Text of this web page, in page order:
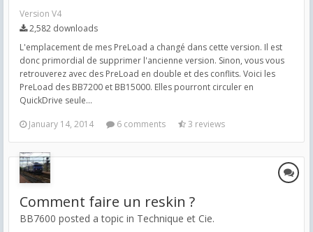
Version V4
2,582 downloads
L'emplacement de mes PreLoad a changé dans cette version. Il est
donc primordial de supprimer l'ancienne version. Sinon, vous vous
retrouverez avec des PreLoad en double et des conflits. Voici les
PreLoad des BB7200 et BB15000. Elles pourront circuler en
QuickDrive seule...
January 14, 2014
6 comments 3 reviews
Comment faire un reskin ?
BB7600 posted a topic in Technique et Cie.